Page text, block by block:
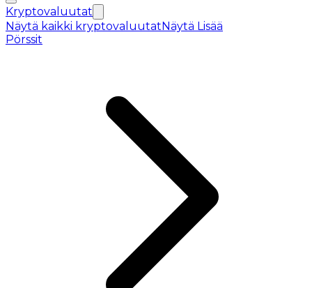
Kryptovaluutat
Näytä kaikki kryptovaluutatNäytä Lisää
Pörssit